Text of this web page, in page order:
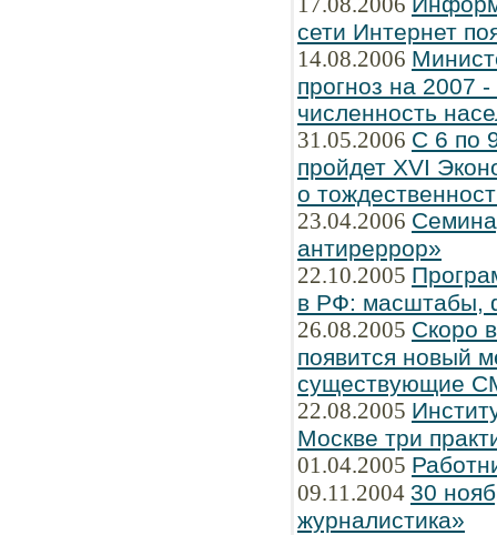
сети Интернет
14.08.2006
прогноз на 2007
численность
31.05.2006 С 6 по
пройдет XVI
о
23.04.2006
антиреррор»
22.10.2005
в РФ: масштабы,
26.08.2005 Скоро
появится новый
существующие
22.08.2005
Москве три
01.04.2005
09.11.2004 30
журналистика»